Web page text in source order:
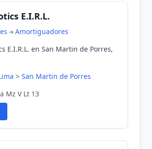
E.I.R.L.
Amortiguadores
E.I.R.L. en San Martin de Porres,
> San Martin de Porres
Mz V Lt 13